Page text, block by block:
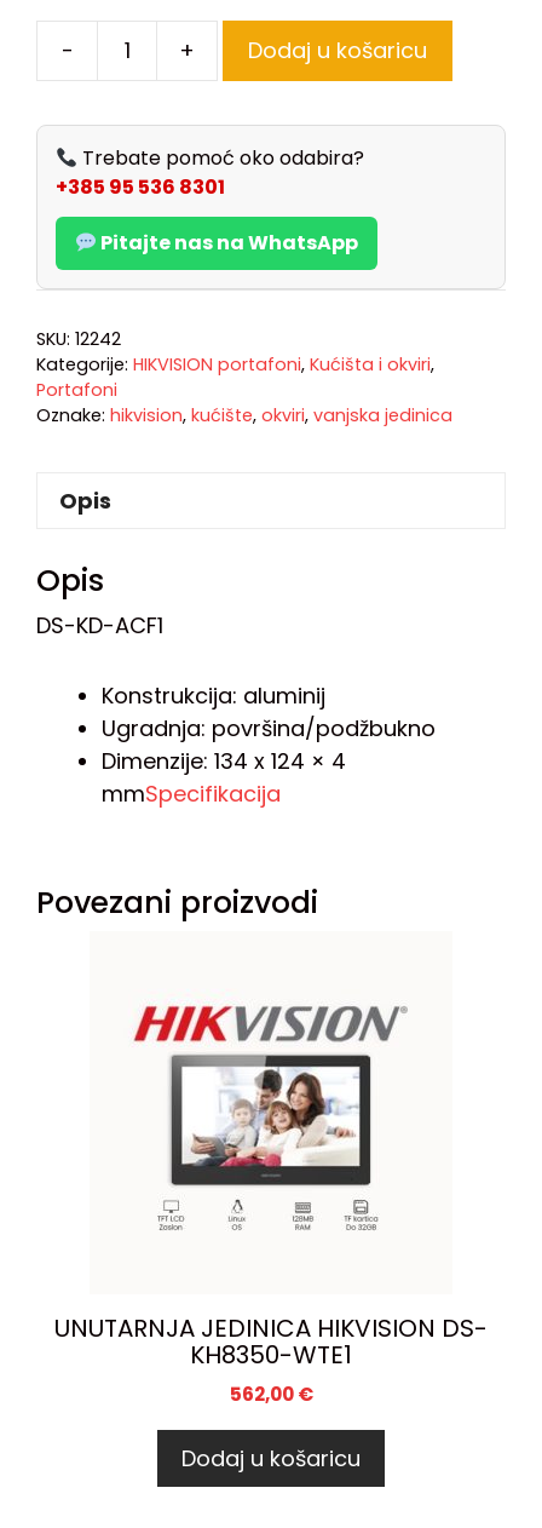
- + Dodaj u košaricu
Trebate pomoć oko odabira?
+385 95 536 8301
Pitajte nas na WhatsApp
SKU: 12242
Kategorije: HIKVISION portafoni, Kućišta i okviri,
Portafoni
Oznake: hikvision, kućište, okviri, vanjska jedinica
Opis
Opis
DS-KD-ACF1
Konstrukcija: aluminij
Ugradnja: površina/podžbukno
Dimenzije: 134 x 124 × 4
mmSpecifikacija
Povezani proizvodi
UNUTARNJA JEDINICA HIKVISION DS-
KH8350-WTE1
562,00€
Dodaj u košaricu